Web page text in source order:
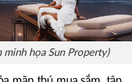
minh họa Sun Property)